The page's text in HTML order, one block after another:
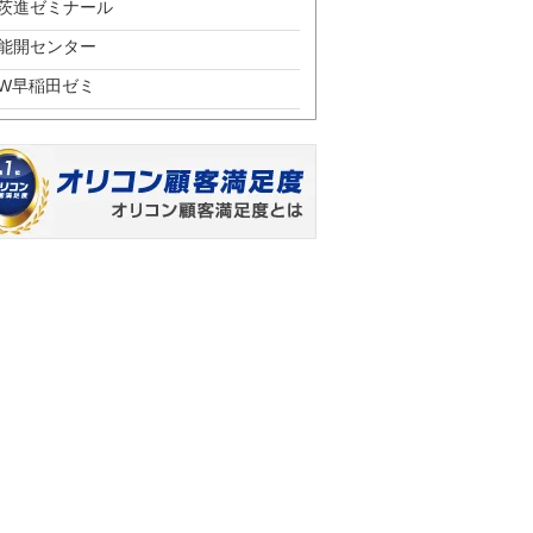
進ゼミナール
開センター
早稲田ゼミ